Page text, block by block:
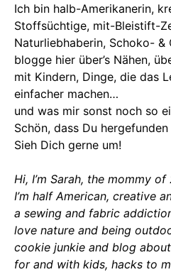
Ich bin halb-Amerikanerin,
Stoffsüchtige, mit-Bleistift-
Naturliebhaberin, Schoko- &
blogge hier über’s Nähen,
mit Kindern, Dinge, die das
einfacher machen…
und was mir sonst noch so
Schön, dass Du
Sieh Dich gerne um!
Hi, I’m Sarah, the mommy
I’m half American, creative
a sewing and fabric
love nature and being
cookie junkie and blog
for and with kids, hacks to